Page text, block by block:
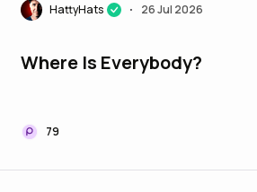
HattyHats • 26 Jul 2026
Where Is Everybody?
79